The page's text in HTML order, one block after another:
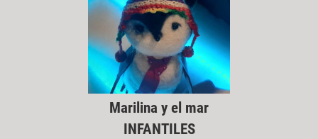
Marilina y el mar
INFANTILES